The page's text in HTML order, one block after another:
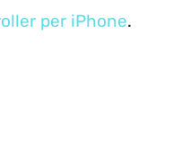
per iPhone.